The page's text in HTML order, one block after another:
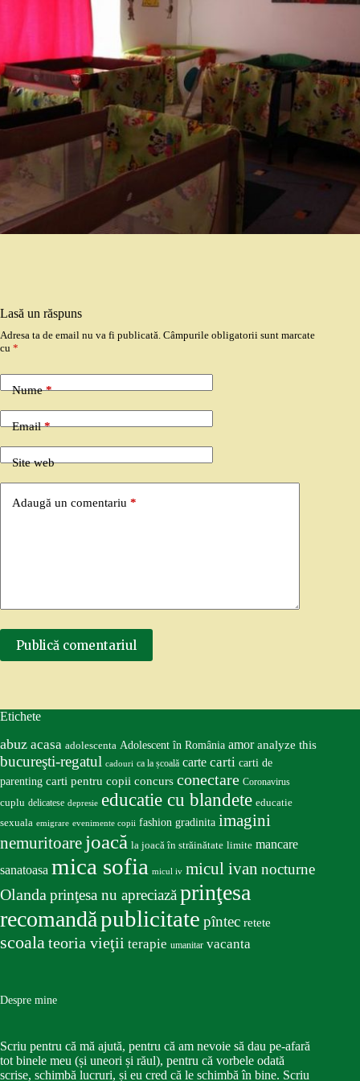
Lasă un răspuns
Adresa ta de email nu va fi publicată. Câmpurile obligatorii sunt marcate
cu *
Nume*
Email*
Site web
Adaugă un comentariu *
Publică comentariul
Etichete
abuz acasa adolescenta Adolescent în România amor analyze this
bucureşti-regatul cadouri ca la școală carte carti carti de
parenting carti pentru copii concurs conectare Coronavirus
cuplu delicatese depresie educatie cu blandete educatie
sexuala emigrare evenimente copii fashion gradinita imagini
nemuritoare joacă la joacă în străinătate limite mancare
sanatoasa mica sofia micul iv micul ivan nocturne
Olandaprinţesa nu apreciazăprinţesa
recomandăpublicitate pîntec retete
scoalateoria vieţii terapie umanitar vacanta
Despre mine
Scriu pentru că mă ajută, pentru că am nevoie să dau pe-afară
tot binele meu (și uneori și răul), pentru că vorbele odată
scrise, schimbă lucruri, și eu cred că le schimbă în bine. Scriu